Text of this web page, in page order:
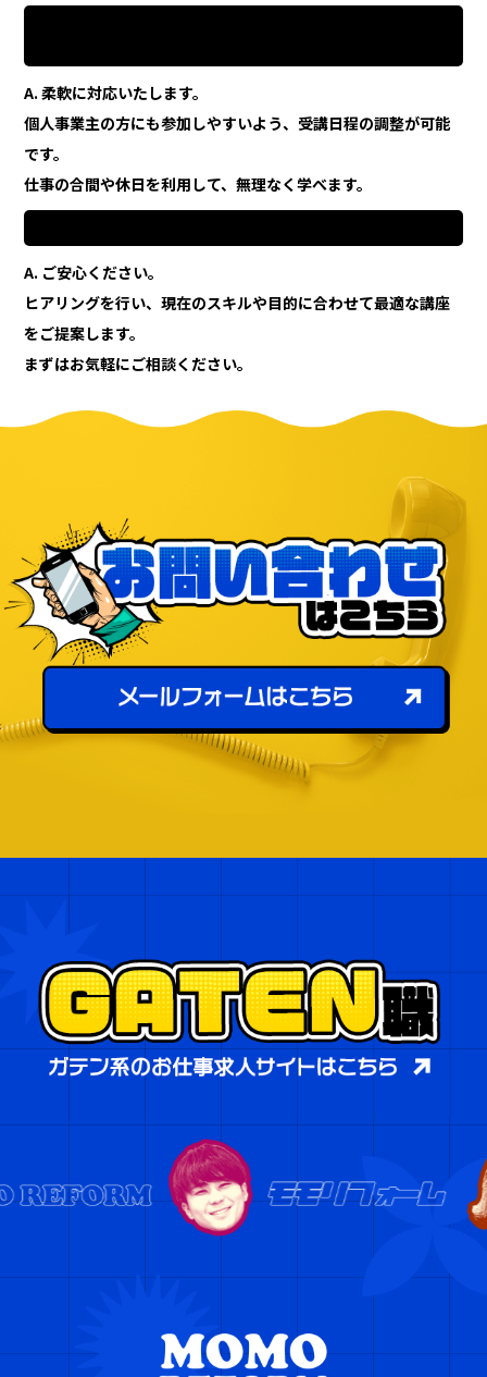
A. 柔軟に対応いたします。
個人事業主の方にも参加しやすいよう、受講日程の調整が可能
です。
仕事の合間や休日を利用して、無理なく学べます。
A. ご安心ください。
ヒアリングを行い、現在のスキルや目的に合わせて最適な講座
をご提案します。
まずはお気軽にご相談ください。